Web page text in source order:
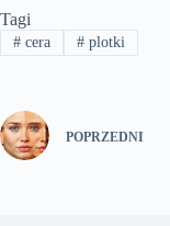
Tagi
#cera #plotki
POPRZEDNI